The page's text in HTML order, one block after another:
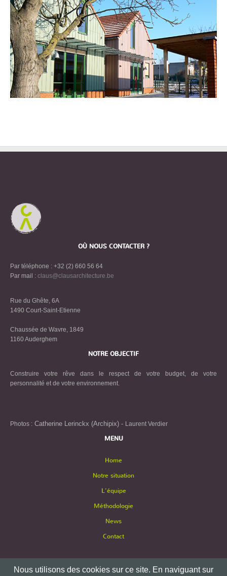
Nous utilisons des cookies sur ce site. En naviguant sur
OÙ NOUS CONTACTER ?
Par téléphone : +32 (2) 660 56 64
Par mail : claus@clausarchitecture.be
Rue du Ghête, 6A
1490 Court-Saint-Etienne
Chaussée de Wavre, 1849
1160 Auderghem
NOTRE OBJECTIF
Construire votre rêve dans le respect de votre budget, de votre
personnalité et de votre environnement.
Photos : Catherine Lerinckx (Archipix) - Laurent Verdier
MENU
Home
Notre situation
L'équipe
Méthodologie
News
Contact